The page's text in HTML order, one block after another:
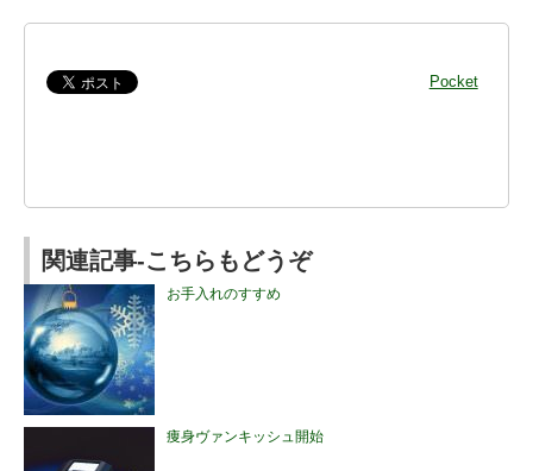
Pocket
関連記事-こちらもどうぞ
お手入れのすすめ
痩身ヴァンキッシュ開始